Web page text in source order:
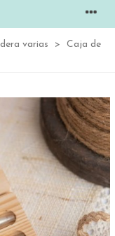
varias >
Caja de